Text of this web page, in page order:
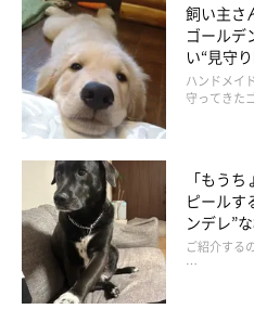
大胆なイタズラ後に
てどん
飼い主さ
ゴール
い“見守
ハンドメイ
守ってきた
「もう
ピールす
ンデレ”
ご紹介する
…